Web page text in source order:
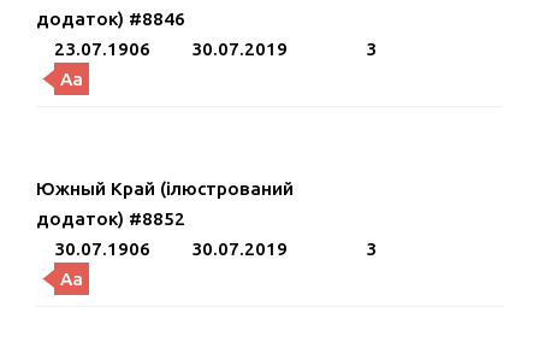
додаток) #8846
23.07.1906
30.07.2019
3
Aa
Южный Край (ілюстрований
додаток) #8852
30.07.1906
30.07.2019
3
Aa